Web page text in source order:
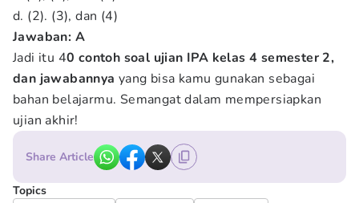
d. (2). (3), dan (4)
Jawaban: A
Jadi itu 40 contoh soal ujian IPA kelas 4 semester 2,
dan jawabannyayang bisa kamu gunakan sebagai
bahan belajarmu. Semangat dalam mempersiapkan
ujian akhir!
Share Article
Topics